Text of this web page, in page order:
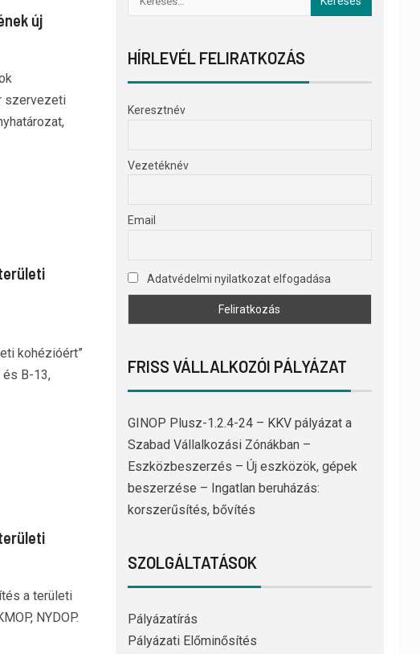
új
szervezeti
kohézióért”
és B-13,
a területi
NYDOP.
HÍRLEVÉL FELIRATKOZÁS
Keresztnév
Vezetéknév
Email
Adatvédelmi nyilatkozat elfogadása
FRISS VÁLLALKOZÓI PÁLYÁZAT
GINOP Plusz-1.2.4-24 – KKV pályázat a
Szabad Vállalkozási Zónákban –
Eszközbeszerzés – Új eszközök, gépek
beszerzése – Ingatlan beruházás:
korszerűsítés, bővítés
SZOLGÁLTATÁSOK
Pályázatírás
Pályázati Előminősítés